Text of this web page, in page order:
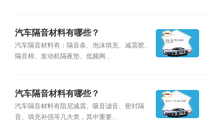
汽车隔音材料有哪些？
汽车隔音材料有：隔音条、泡沫填充、减震胶、
隔音棉、发动机隔夜垫、低频网...
汽车隔音材料有哪些？
汽车隔音材料有阻尼减震、吸音滤音、密封隔
音、填充补强等几大类，其中重要...